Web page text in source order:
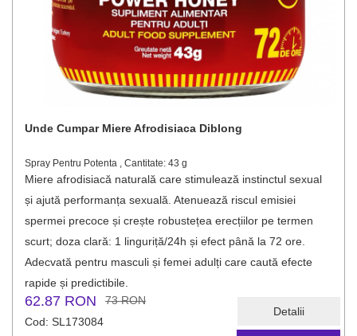
Detalii
Unde Cumpar Miere Afrodisiaca Diblong
Spray Pentru Potenta , Cantitate: 43 g
Miere afrodisiacă naturală care stimulează instinctul sexual
și ajută performanța sexuală. Atenuează riscul emisiei
spermei precoce și crește robustețea erecțiilor pe termen
scurt; doza clară: 1 linguriță/24h și efect până la 72 ore.
Adecvată pentru masculi și femei adulți care caută efecte
rapide și predictibile.
62.87 RON
73 RON
Cod: SL173084